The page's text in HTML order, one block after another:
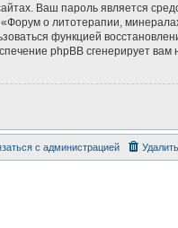
Ваш пароль является
о литотерапии,
функцией
phpBB сгенерирует
с администрацией